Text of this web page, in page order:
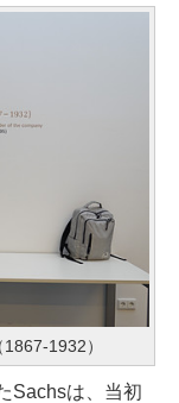
1932）
Sachsは、当初